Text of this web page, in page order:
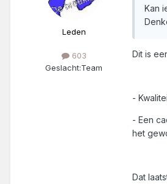
Leden
603
Geslacht:Team
Kan
Dit is
-
- Een
het
Dat